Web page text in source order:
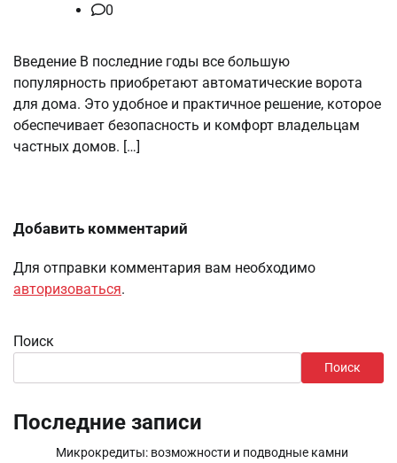
0
Введение В последние годы все большую
популярность приобретают автоматические ворота
для дома. Это удобное и практичное решение, которое
обеспечивает безопасность и комфорт владельцам
частных домов. […]
Добавить комментарий
Для отправки комментария вам необходимо
авторизоваться.
Поиск
Поиск
Последние записи
Микрокредиты: возможности и подводные камни